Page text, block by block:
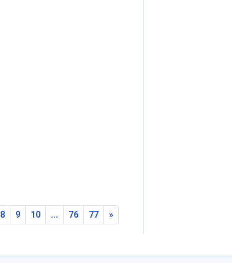
8 9 10 ... 76 77 »